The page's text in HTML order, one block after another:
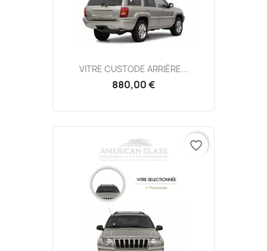
VITRE CUSTODE ARRIÈRE...
880,00 €
favorite_border